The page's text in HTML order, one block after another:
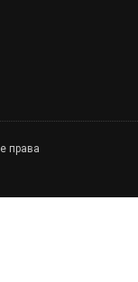
права